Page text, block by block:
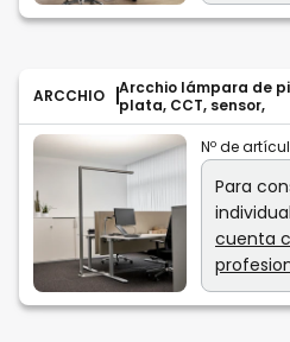
ARCCHIO
Arcchio lámpara de
plata, CCT, sensor,
Nº de
Para
cuenta